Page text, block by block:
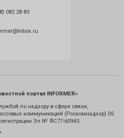
082 28 83
портал INFORMER»
по надзору в сфере связи,
коммуникаций (Роскомнадзор) 05
Эл № ФС77-60943.